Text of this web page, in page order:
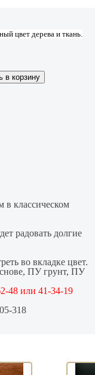
цвет дерева и ткань.
в классическом
радовать долгие
во вкладке цвет.
ПУ грунт, ПУ
48 или 41-34-19
318